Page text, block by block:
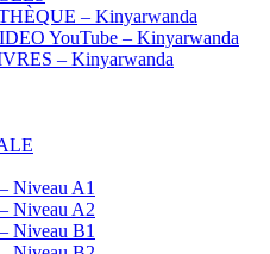
– Kinyarwanda
YouTube – Kinyarwanda
– Kinyarwanda
Niveau A1
Niveau A2
Niveau B1